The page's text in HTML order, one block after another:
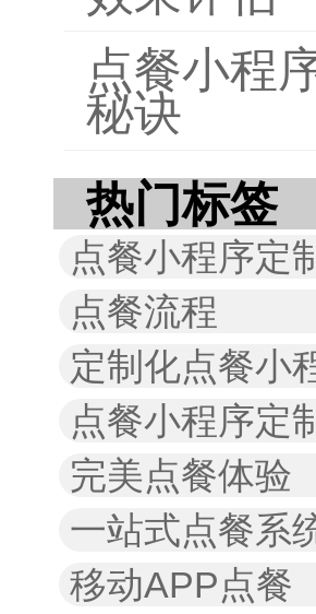
点餐小程
秘诀
热门标签
点餐小程序定
点餐流程
定制化点餐小
点餐小程序定
完美点餐体验
一站式点餐系
移动APP点餐